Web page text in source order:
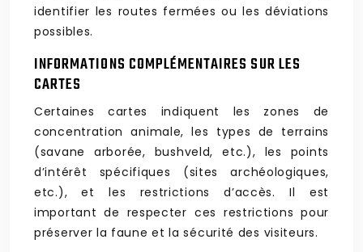
identifier les routes fermées ou les déviations
possibles.
INFORMATIONS COMPLÉMENTAIRES SUR LES
CARTES
Certaines cartes indiquent les zones de
concentration animale, les types de terrains
(savane arborée, bushveld, etc.), les points
d’intérêt spécifiques (sites archéologiques,
etc.), et les restrictions d’accès. Il est
important de respecter ces restrictions pour
préserver la faune et la sécurité des visiteurs.